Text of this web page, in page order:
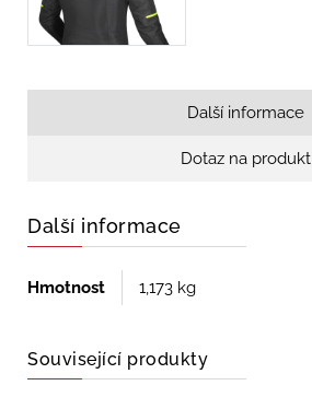
Další informace
Dotaz na produkt
Další informace
Hmotnost 1,173 kg
Související produkty